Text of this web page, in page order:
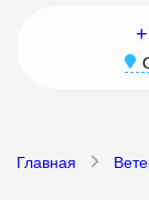
Главная